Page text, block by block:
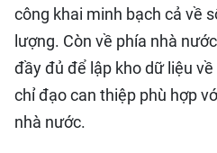
công khai minh bạch cả về
lượng. Còn về phía nhà
đầy đủ để lập kho dữ liệu
chỉ đạo can thiệp phù hợp
nhà nước.